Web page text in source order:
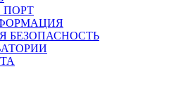
ПОРТ
БЕЗОПАСНОСТЬ